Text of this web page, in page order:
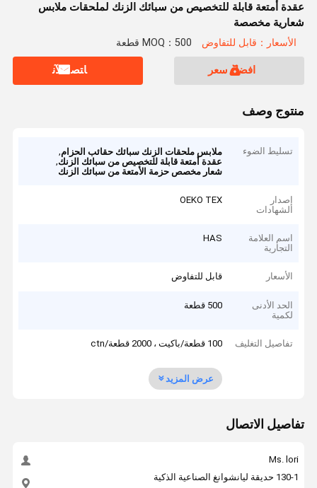
عقدة أمتعة قابلة للتخصيص من سبائك الزنك لملحقات ملابس
شعارية مخصصة
الأسعار：قابل للتفاوض MOQ：500 قطعة
افضل سعر ﺎﺘﺼﻟ ﺍﻶﻧ
منتوج وصف
تسليط الضوء ملابس ملحقات الزنك سبائك حقائب الحزام,
عقدة أمتعة قابلة للتخصيص من سبائك الزنك,
شعار مخصص حزمة الأمتعة من سبائك الزنك
إصدار
الشهادات
OEKO TEX
اسم العلامة
التجارية
HAS
الأسعار قابل للتفاوض
الحد الأدنى
لكمية
500 قطعة
تفاصيل التغليف 100 قطعة/باكيت ، 2000 قطعة/ctn
عرض المزيد
تفاصيل الاتصال
Ms. lori
130-1 حديقة ليانشوانغ الصناعية الذكية